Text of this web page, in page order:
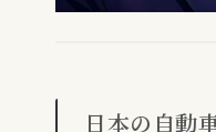
日本の自動